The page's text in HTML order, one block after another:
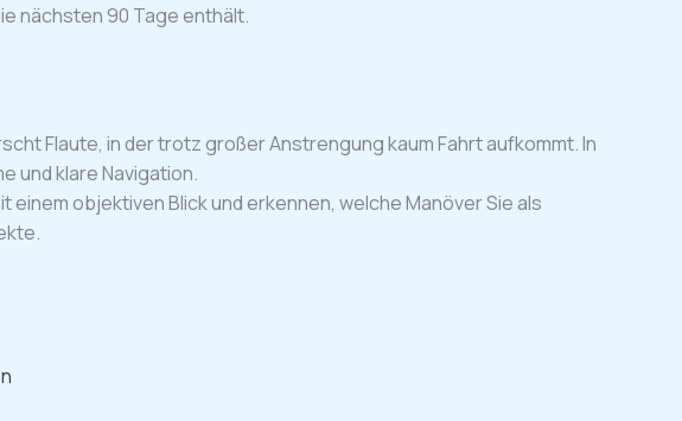
nächsten 90 Tage enthält.
Flaute, in der trotz großer Anstrengung kaum Fahrt aufkommt. In
und klare Navigation.
objektiven Blick und erkennen, welche Manöver Sie als